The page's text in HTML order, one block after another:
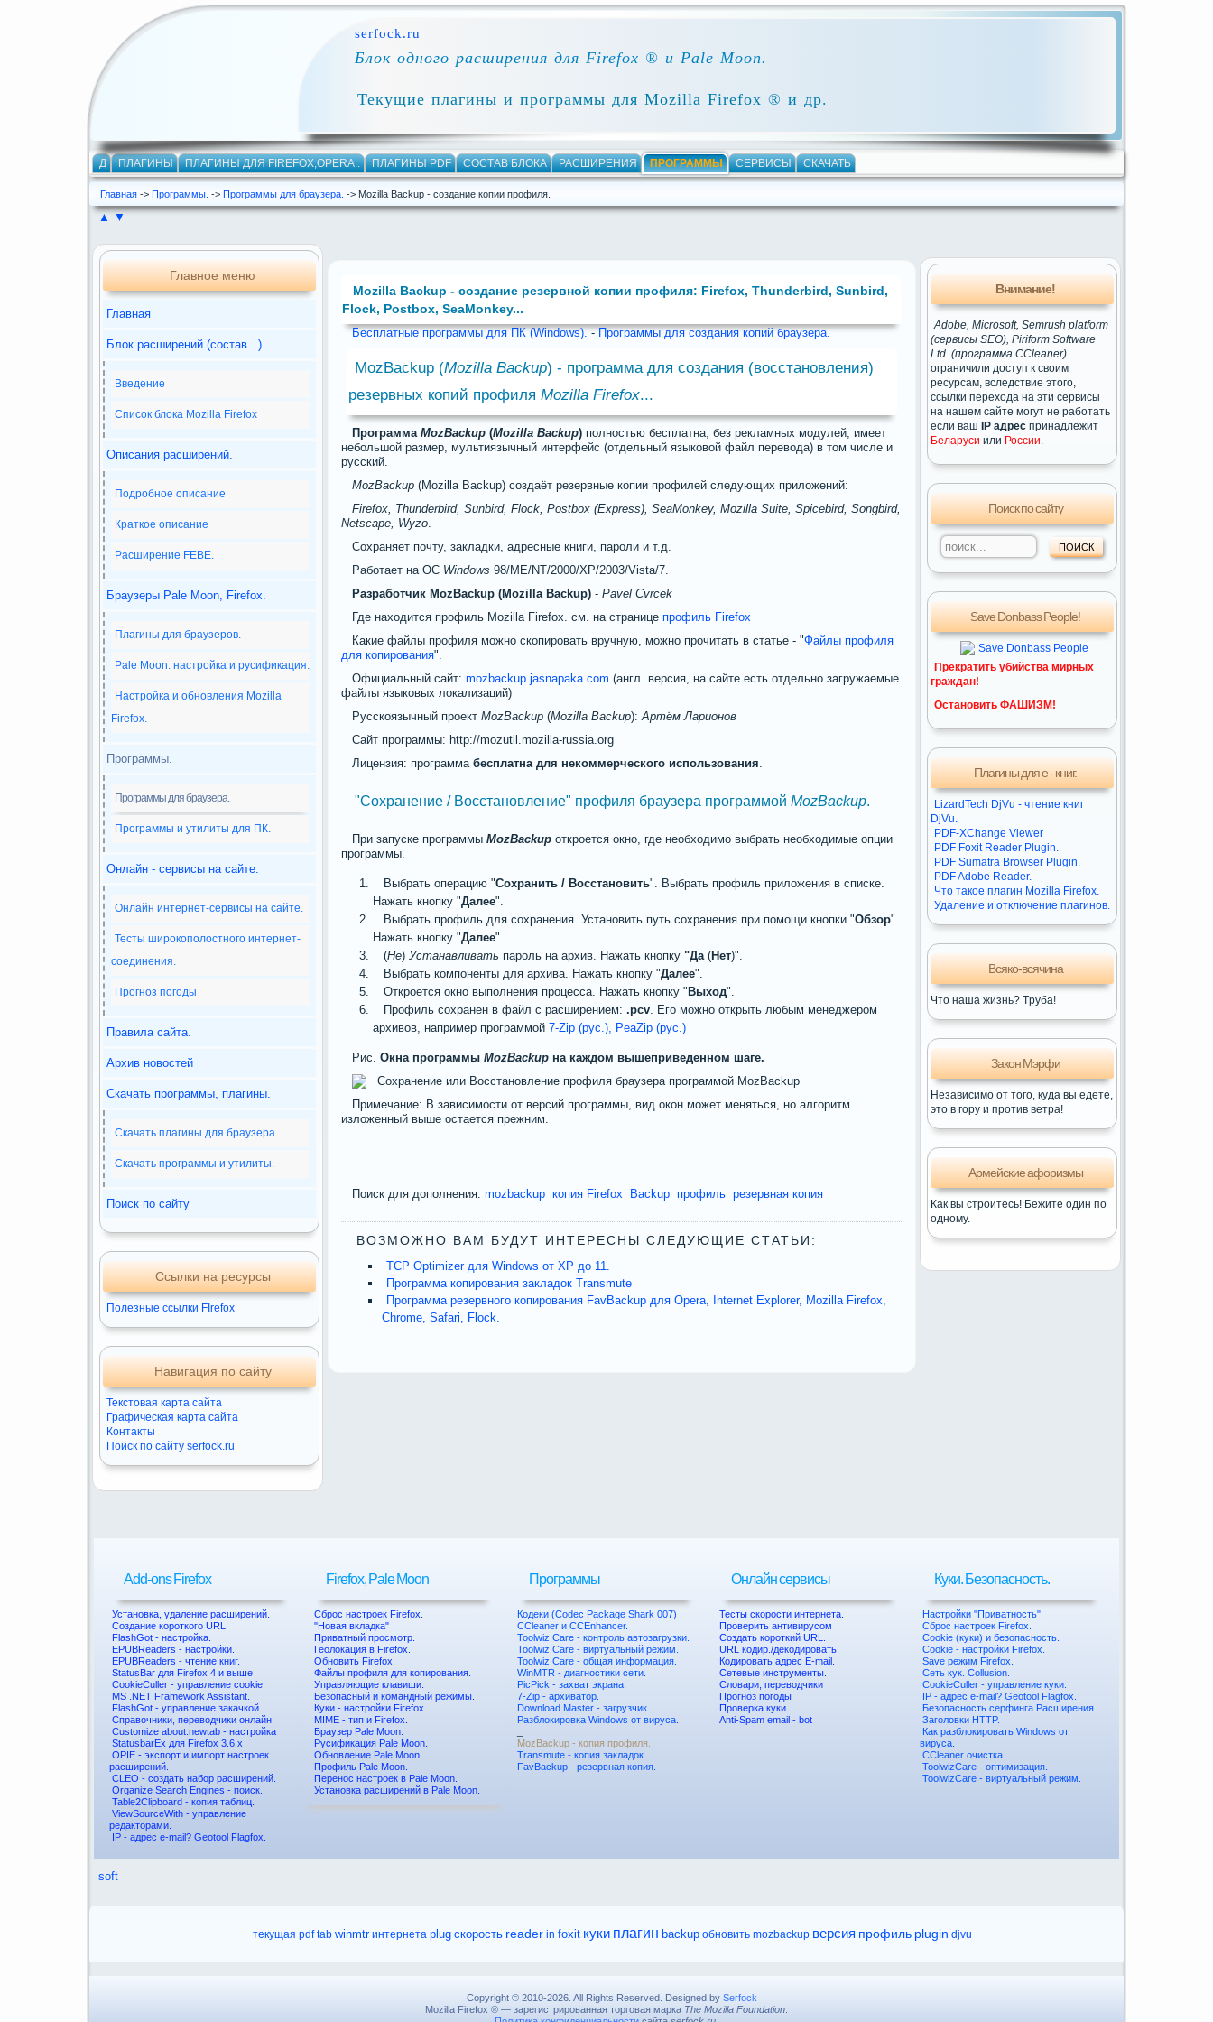
serfock.ru
Блок одного расширения для Firefox ® и Pale Moon.
Текущие плагины и программы для Mozilla Firefox ® и др.
Д ПЛАГИНЫ ПЛАГИНЫ ДЛЯ FIREFOX,OPERA.. ПЛАГИНЫ PDF СОСТАВ БЛОКА РАСШИРЕНИЯ ПРОГРАММЫ СЕРВИСЫ СКАЧАТЬ
Главная -> Программы. -> Программы для браузера. -> Mozilla Backup - создание копии профиля.
▲ ▼
Главное меню
Главная
Блок расширений (состав...)
Введение
Список блока Mozilla Firefox
Описания расширений.
Подробное описание
Краткое описание
Расширение FEBE.
Браузеры Pale Moon, Firefox.
Плагины для браузеров.
Pale Moon: настройка и русификация.
Настройка и обновления Mozilla
Firefox.
Программы.
Программы для браузера.
Программы и утилиты для ПК.
Онлайн - сервисы на сайте.
Онлайн интернет-сервисы на сайте.
Тесты широкополостного интернет-
соединения.
Прогноз погоды
Правила сайта.
Архив новостей
Скачать программы, плагины.
Скачать плагины для браузера.
Скачать программы и утилиты.
Поиск по сайту
Ссылки на ресурсы
Полезные ссылки FIrefox
Навигация по сайту
Текстовая карта сайта
Графическая карта сайта
Контакты
Поиск по сайту serfock.ru
Mozilla Backup - создание резервной копии профиля: Firefox, Thunderbird, Sunbird,
Flock, Postbox, SeaMonkey...
Бесплатные программы для ПК (Windows).-Программы для создания копий браузера.
MozBackup (Mozilla Backup) - программа для создания (восстановления)
резервных копий профиляMozilla Firefox...
ПрограммаMozBackup(Mozilla Backup) полностью бесплатна, без рекламных модулей, имеет
небольшой размер, мультиязычный интерфейс (отдельный языковой файл перевода) в том числе и
русский.
MozBackup(Mozilla Backup) создаёт резервные копии профилей следующих приложений:
Firefox, Thunderbird, Sunbird, Flock, Postbox (Express), SeaMonkey, Mozilla Suite, Spicebird, Songbird,
Netscape, Wyzo.
Сохраняет почту, закладки, адресные книги, пароли и т.д.
Работает на ОС Windows98/ME/NT/2000/XP/2003/Vista/7.
Разработчик MozBackup (Mozilla Backup) -Pavel Cvrcek
Где находится профиль Mozilla Firefox. см. на страницепрофиль Firefox
Какие файлы профиля можно скопировать вручную, можно прочитать в статье - "Файлы профиля
для копирования".
Официальный сайт:mozbackup.jasnapaka.com (англ. версия, на сайте есть отдельно загружаемые
файлы языковых локализаций)
Русскоязычный проектMozBackup(Mozilla Backup):Артём Ларионов
Сайт программы: http://mozutil.mozilla-russia.org
Лицензия: программабесплатна для некоммерческого использования.
"Сохранение / Восстановление" профиля браузера программойMozBackup.
При запуске программыMozBackupоткроется окно, где необходимо выбрать необходимые опции
программы.
Выбрать операцию "Сохранить / Восстановить". Выбрать профиль приложения в списке.
Нажать кнопку "Далее".
Выбрать профиль для сохранения. Установить путь сохранения при помощи кнопки "Обзор".
Нажать кнопку "Далее".
(Не)Устанавливать пароль на архив. Нажать кнопку"Да (Нет)".
Выбрать компоненты для архива. Нажать кнопку "Далее".
Откроется окно выполнения процесса. Нажать кнопку " Выход".
Профиль сохранен в файл с расширением:.pcv . Его можно открыть любым менеджером
архивов, например программой7-Zip (рус.), PeaZip (рус.)
Рис. Окна программыMozBackup на каждом вышеприведенном шаге.
Примечание: В зависимости от версий программы, вид окон может меняться, но алгоритм
изложенный выше остается прежним.
Поиск для дополнения:mozbackup копия Firefox Backup профиль резервная копия
ВОЗМОЖНО ВАМ БУДУТ ИНТЕРЕСНЫ СЛЕДУЮЩИЕ СТАТЬИ:
TCP Optimizer для Windows от XP до 11.
Программа копирования закладок Transmute
Программа резервного копирования FavBackup для Opera, Internet Explorer, Mozilla Firefox,
Chrome, Safari, Flock.
Внимание!
Adobe, Microsoft, Semrush platform
(сервисы SEO), Piriform Software
Ltd. (программа CCleaner)
ограничили доступ к своим
ресурсам, вследствие этого,
ссылки перехода на эти сервисы
на нашем сайте могут не работать
если ваш
IP адрес принадлежит
Беларуси или России.
Поиск по сайту
Save Donbass People!
Прекратить убийства мирных
граждан!
Остановить ФАШИЗМ!
Плагины для е - книг.
LizardTech DjVu - чтение книг
DjVu.
PDF-XChange Viewer
PDF Foxit Reader Plugin.
PDF Sumatra Browser Plugin.
PDF Adobe Reader.
Что такое плагин Mozilla Firefox.
Удаление и отключение плагинов.
Всяко-всячина
Что наша жизнь? Тpуба!
Закон Мэрфи
Независимо от того, куда вы едете,
это в гору и против ветра!
Армейские афоризмы
Как вы строитесь! Бежите один по
одному.
Add-ons Firefox
Установка, удаление расширений.
Создание короткого URL
FlashGot - настройка.
EPUBReaders - настройки.
EPUBReaders - чтение книг.
StatusBar для Firefox 4 и выше
CookieCuller - управление cookie.
MS .NET Framework Assistant.
FlashGot - управление закачкой.
Справочники, переводчики онлайн.
Customize about:newtab - настройка
StatusbarEx для Firefox 3.6.x
OPIE - экспорт и импорт настроек
расширений.
CLEO - создать набор расширений.
Organize Search Engines - поиск.
Table2Clipboard - копия таблиц.
ViewSourceWith - управление
редакторами.
IP - адрес e-mail? Geotool Flagfox.
Firefox, Pale Moon
Сброс настроек Firefox.
"Новая вкладка"
Приватный просмотр.
Геолокация в Firefox.
Обновить Firefox.
Файлы профиля для копирования.
Управляющие клавиши.
Безопасный и командный режимы.
Куки - настройки Firefox.
MIME - тип и Firefox.
Браузер Pale Moon.
Русификация Pale Moon.
Обновление Pale Moon.
Профиль Pale Moon.
Перенос настроек в Pale Moon.
Установка расширений в Pale Moon.
Программы
Кодеки (Codec Package Shark 007)
CCleaner и CCEnhancer.
Toolwiz Care - контроль автозагрузки.
Toolwiz Care - виртуальный режим.
Toolwiz Care - общая информация.
WinMTR - диагностики сети.
PicPick - захват экрана.
7-Zip - архиватор.
Download Master - загрузчик
Разблокировка Windows от вируса.
MozBackup - копия профиля.
Transmute - копия закладок.
FavBackup - резервная копия.
Онлайн сервисы
Тесты скорости интернета.
Проверить антивирусом
Создать короткий URL.
URL кодир./декодировать.
Кодировать адрес E-mail.
Сетевые инструменты.
Словари, переводчики
Прогноз погоды
Проверка куки.
Anti-Spam email - bot
Куки. Безопасность.
Настройки "Приватность".
Сброс настроек Firefox.
Cookie (куки) и безопасность.
Cookie - настройки Firefox.
Save режим Firefox.
Сеть кук. Collusion.
CookieCuller - управление куки.
IP - адрес e-mail? Geotool Flagfox.
Безопасность серфинга.Расширения.
Заголовки HTTP.
Как разблокировать Windows от
вируса.
CCleaner очистка.
ToolwizCare - оптимизация.
ToolwizCare - виртуальный режим.
soft
текущая pdf tab winmtr интернета plug скорость reader in foxit куки плагин backup обновить mozbackup версия профиль plugin djvu
Copyright © 2010-2026. All Rights Reserved. Designed by Serfock
Mozilla Firefox ® — зарегистрированная торговая марка The Mozilla Foundation